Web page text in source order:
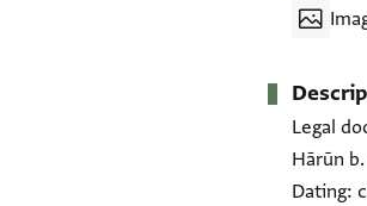
Legal
Hārūn
Dating: